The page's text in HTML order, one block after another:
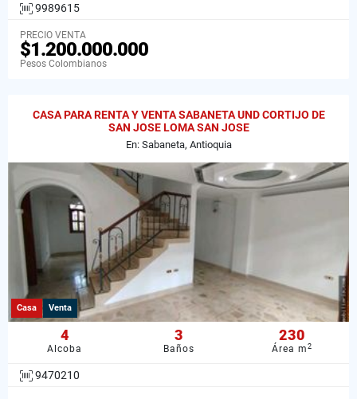
9989615
PRECIO VENTA
$1.200.000.000
Pesos Colombianos
CASA PARA RENTA Y VENTA SABANETA UND CORTIJO DE
SAN JOSE LOMA SAN JOSE
En: Sabaneta, Antioquia
Casa Venta
4
Alcoba
3
Baños
230
Área m2
9470210